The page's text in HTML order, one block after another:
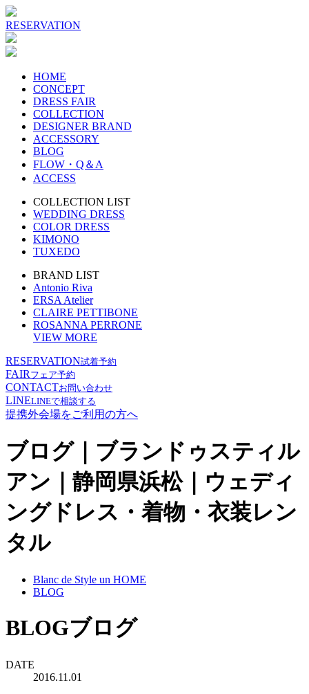
RESERVATION
HOME
CONCEPT
DRESS FAIR
COLLECTION
DESIGNER BRAND
ACCESSORY
BLOG
FLOW・Q＆A
ACCESS
COLLECTION LIST
WEDDING DRESS
COLOR DRESS
KIMONO
TUXEDO
BRAND LIST
Antonio Riva
ERSA Atelier
CLAIRE PETTIBONE
ROSANNA PERRONE
VIEW MORE
RESERVATION試着予約
FAIR フェア予約
CONTACTお問い合わせ
LINELINEで相談する
提携外会場をご利用の方へ
ブログ｜ブランドゥスティル
アン｜静岡県浜松｜ウェディ
ングドレス・着物・衣装レン
タル
Blanc de Style un HOME
BLOG
BLOGブログ
DATE
2016.11.01